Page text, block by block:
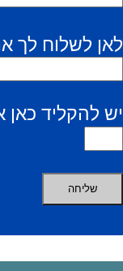
לאן לשלוח לך
יש להקליד